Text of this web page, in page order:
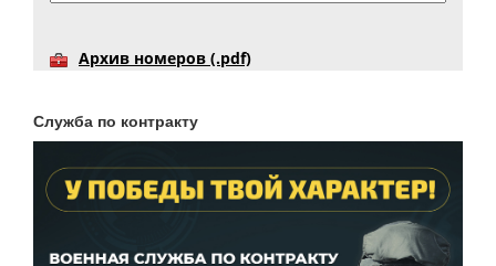
Архив номеров (.pdf)
Служба по контракту